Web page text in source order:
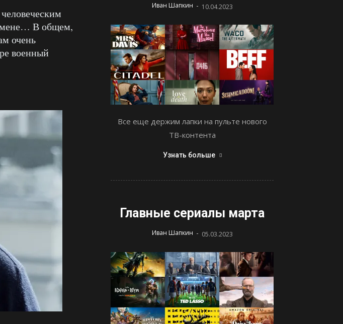
В общем,
очень
военный
Иван Шапкин - 10.04.2023
Все еще держим лапки на пульте нового
ТВ-контента
Узнать больше
Главные сериалы марта
Иван Шапкин - 05.03.2023